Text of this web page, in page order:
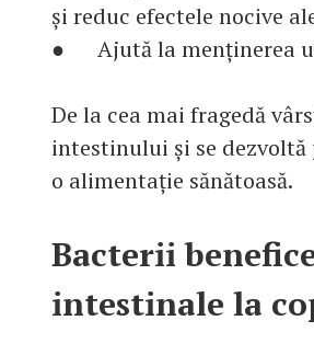
și reduc efectele nocive
● Ajută la menținerea
De la cea mai fragedă
intestinului și se
o alimentație sănătoasă.
Bacterii
intestinale la